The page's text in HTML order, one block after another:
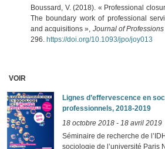
Boussard, V. (2018). « Professional
The boundary work of professional
and acquisitions », Journal of
296. https://doi.org/10.1093/jpo/joy013
VOIR
Lignes d’effervescence en
professionnels, 2018-2019
18 octobre 2018 - 18 avril 2019
Séminaire de recherche de
sociologie de l’université Paris